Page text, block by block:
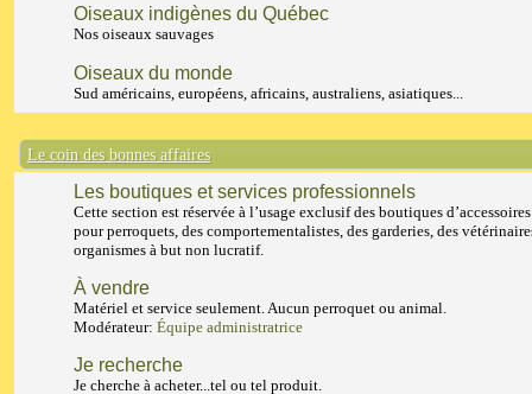
Oiseaux indigènes du Québec
Nos oiseaux sauvages
Oiseaux du monde
Sud américains, européens, africains, australiens, asiatiques...
Le coin des bonnes affaires
Les boutiques et services professionnels
Cette section est réservée à l’usage exclusif des boutiques
pour perroquets, des comportementalistes, des garderies, des
organismes à but non lucratif.
À vendre
Matériel et service seulement. Aucun perroquet ou animal.
Modérateur: Équipe administratrice
Je recherche
Je cherche à acheter...tel ou tel produit.